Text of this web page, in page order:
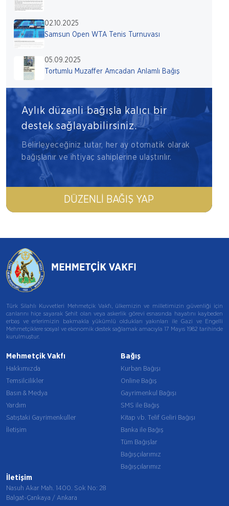
02.10.2025
Samsun Open WTA Tenis Turnuvası
05.09.2025
Tortumlu Muzaffer Amcadan Anlamlı Bağış
Aylık düzenli bağışla kalıcı bir
destek sağlayabilirsiniz.
Belirleyeceğiniz tutar, her ay otomatik olarak
bağışlanır ve ihtiyaç sahiplerine ulaştırılır.
DÜZENLI BAĞIŞ YAP
Türk Silahlı Kuvvetleri Mehmetçik Vakfı, ülkemizin ve milletimizin güvenliği için
canlarını hiçe sayarak Şehit olan veya askerlik görevi esnasında hayatını kaybeden
erbaş ve erlerimizin bakmakla yükümlü oldukları yakınları ile Gazi ve Engelli
Mehmetçiklere sosyal ve ekonomik destek sağlamak amacıyla 17 Mayıs 1982 tarihinde
kurulmuştur.
Mehmetçik Vakfı
Hakkımızda
Temsilcilikler
Basın & Medya
Yardım
Satıştaki Gayrimenkuller
İletişim
Bağış
Kurban Bağışı
Online Bağış
Gayrimenkul Bağışı
SMS ile Bağış
Kitap vb. Telif Geliri Bağışı
Banka ile Bağış
Tüm Bağışlar
Bağışçılarımız
Bağışçılarımız
İletişim
Nasuh Akar Mah. 1400. Sok No: 28
Balgat-Çankaya / Ankara